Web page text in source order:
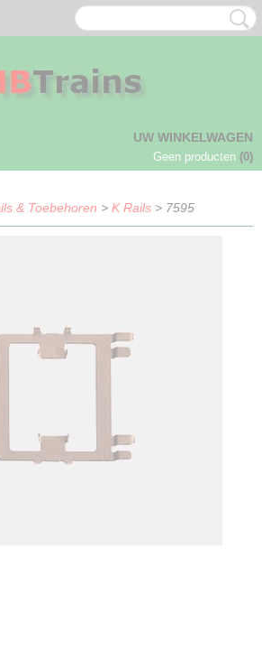
UW WINKELWAGEN
Geen producten (0)
& Toebehoren > K Rails > 7595